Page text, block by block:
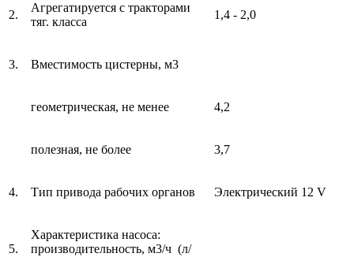
2.
Агрегатируется с тракторами
тяг. класса
1,4 - 2,0
3. Вместимость цистерны, м3
геометрическая, не менее 4,2
полезная, не более 3,7
4. Тип привода рабочих органов Электрический 12 V
5.
Характеристика насоса:
производительность, м3/ч (л/